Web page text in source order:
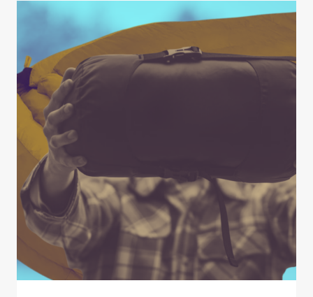
CALZADO
DE
MONTAÑA